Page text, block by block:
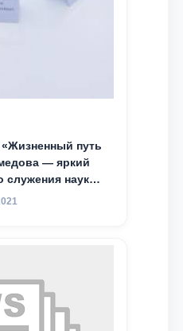
путь
— яркий
служения науке,
молодого